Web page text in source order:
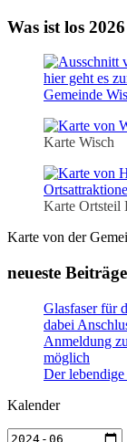
Was ist los 2026
hier geht es
Gemeinde
Karte Wisch
Karte Ortsteil
Karte von der
neueste Beiträge
Glasfaser für
dabei
Anmeldung
möglich
Der
Kalender